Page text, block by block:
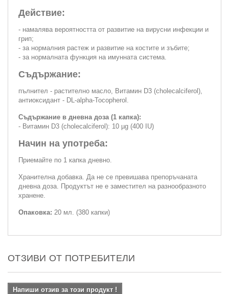
Действие:
- намалява вероятността от развитие на вирусни инфекции и
грип;
- за нормалния растеж и развитие на костите и зъбите;
- за нормалната функция на имунната система.
Съдържание:
пълнител - растително масло, Витамин D3 (cholecalciferol),
антиоксидант - DL-alpha-Tocopherol.
Съдържание в дневна доза (1 капка):
- Витамин D3 (cholecalciferol): 10 µg (400 IU)
Начин на употреба:
Приемайте по 1 капка дневно.
Хранителна добавка. Да не се превишава препоръчаната
дневна доза. Продуктът не е заместител на разнообразното
хранене.
Опаковка: 20 мл. (380 капки)
ОТЗИВИ ОТ ПОТРЕБИТЕЛИ
Напиши отзив за този продукт !